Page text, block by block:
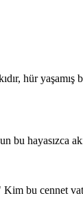
hür yaşamış
bu hayasızca
Kim bu cennet